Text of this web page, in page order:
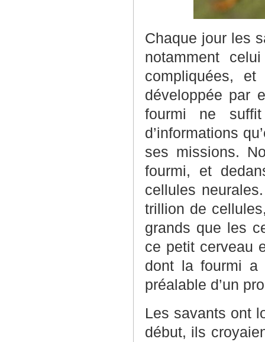
Chaque jour les
notamment
compliquées,
développée par
fourmi ne
d’informations
ses missions.
fourmi, et
cellules
trillion de
grands que les
ce petit cerveau
dont la fourmi a
préalable d’un
Les savants ont
début, ils